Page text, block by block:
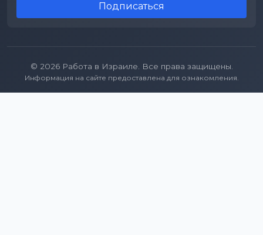
Подписаться
© 2026 Работа в Израиле. Все права защищены.
Информация на сайте предоставлена для ознакомления.